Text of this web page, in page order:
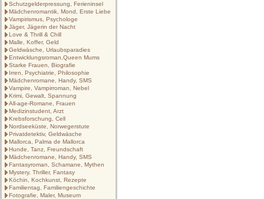
Schutzgelderpressung, Ferieninsel
Mädchenromantik, Mond, Erste Liebe
Vampirismus, Psychologe
Jäger, Jägerin der Nacht
Love & Thrill & Chill
Malle, Koffer, Geld
Geldwäsche, Urlaubsparadies
Entwicklungsroman,Queen Mums
Starke Frauen, Biografie
Irren, Psychiatrie, Philosophie
Mädchenromane, Handy, SMS
Vampire, Vampirroman, Nebel
Krimi, Gewalt, Spannung
All-age-Romane, Frauen
Medizinstudent, Arzt
Krebsforschung, Cell
Nordseeküste, Norwegerstute
Privatdetektiv, Geldwäsche
Mallorca, Palma de Mallorca
Hunde, Tanz, Freundschaft
Mädchenromane, Handy, SMS
Fantasyroman, Schamane, Mythen
Mystery, Thriller, Fantasy
Köchin, Kochkunst, Rezepte
Familientag, Familiengeschichte
Fotografie, Maler, Museum